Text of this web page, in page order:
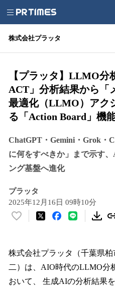
株式会社プラッタ
【プラッタ】LLMO分
ACT」分析結果から「
最適化（LLMO）アク
る「Action Board」機
ChatGPT・Gemini・Grok・
に何をすべきか」まで示す
ング基盤へ進化
プラッタ
2025年12月16日 09時10分
い
！
数
を
読
株式会社プラッタ（千葉県
二）は、AIO時代のLLMO分
おいて、 生成AIの分析結果